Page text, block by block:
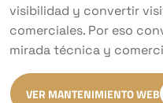
visibilidad y convertir
comerciales. Por eso
mirada técnica y
VER MANTENIMIENTO WEB